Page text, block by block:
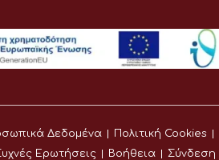
Δεδομένα Πολιτική Cookies
Ερωτήσεις
Βοήθεια Σύνδεση